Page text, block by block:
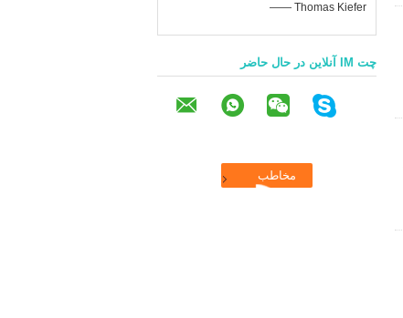
—— Thomas Kiefer
چت IM آنلاین در حال حاضر